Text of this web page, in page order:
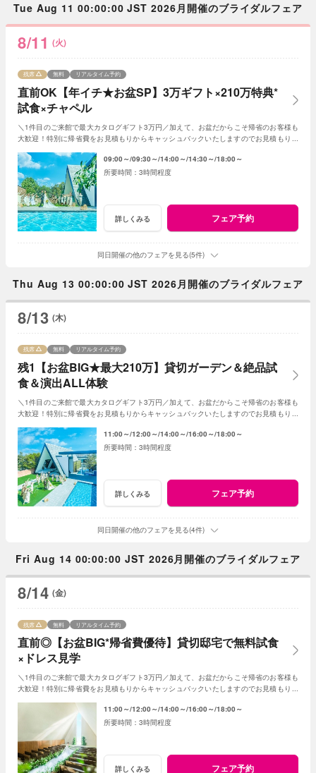
Tue Aug 11 00:00:00 JST 2026月開催のブライダルフェア
8/11 (火)
直前OK【年イチ★お盆SP】3万ギフト×210万特典*
試食×チャペル
残席 無料 リアルタイム予約
＼1件目のご来館で最大カタログギフト3万円／加えて、お盆だからこそ帰省のお客様も
大歓迎！特別に帰省費をお見積もりからキャッシュバックいたしますのでお見積もり作
09:00～ 09:30～ 14:00～ 14:30～ 18:00～
3時間程度
詳しくみる フェア予約
同日開催の他のフェアを見る(5件)
Thu Aug 13 00:00:00 JST 2026月開催のブライダルフェア
8/13 (木)
残1【お盆BIG★最大210万】貸切ガーデン＆絶品試
食＆演出ALL体験
残席 無料 リアルタイム予約
＼1件目のご来館で最大カタログギフト3万円／加えて、お盆だからこそ帰省のお客様も
大歓迎！特別に帰省費をお見積もりからキャッシュバックいたしますのでお見積もり作
11:00～ 12:00～ 14:00～ 16:00～ 18:00～
3時間程度
詳しくみる フェア予約
同日開催の他のフェアを見る(4件)
Fri Aug 14 00:00:00 JST 2026月開催のブライダルフェア
8/14 (金)
直前◎【お盆BIG*帰省費優待】貸切邸宅で無料試食
×ドレス見学
残席 無料 リアルタイム予約
＼1件目のご来館で最大カタログギフト3万円／加えて、お盆だからこそ帰省のお客様も
大歓迎！特別に帰省費をお見積もりからキャッシュバックいたしますのでお見積もり作
11:00～ 12:00～ 14:00～ 16:00～ 18:00～
3時間程度
詳しくみる フェア予約